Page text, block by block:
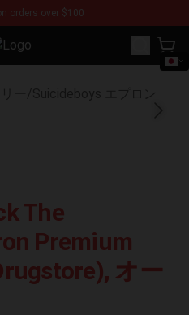
orders over $100
Shop - Official
The
Premium
オー